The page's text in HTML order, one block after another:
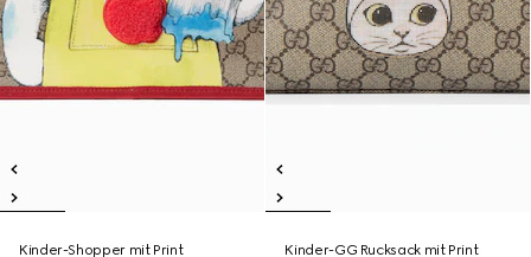
Kinder-Shopper mit Print
Kinder-GG Rucksack mit Print